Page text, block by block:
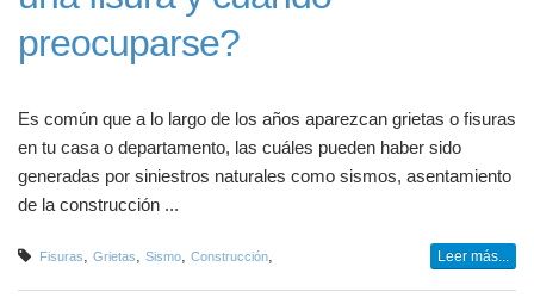
preocuparse?
Es común que a lo largo de los años aparezcan grietas o fisuras
en tu casa o departamento, las cuáles pueden haber sido
generadas por siniestros naturales como sismos, asentamiento
de la construcción ...
Fisuras Grietas Sismo Construcción Leer más...